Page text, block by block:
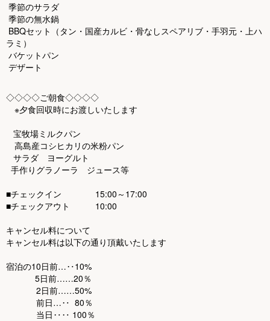
季節のサラダ
季節の無水鍋
BBQセット（タン・国産カルビ・骨なしスペアリブ・手羽元・上ハ
ラミ）
バケットパン
デザート
◇◇◇◇ご朝食◇◇◇◇
※夕食回収時にお渡しいたします
宝牧場ミルクパン
高島産コシヒカリの米粉パン
サラダ ヨーグルト
手作りグラノーラ ジュース等
■チェックイン 15:00～17:00
■チェックアウト 10:00
キャンセル料について
キャンセル料は以下の通り頂戴いたします
宿泊の10日前…‥10%
5日前……20％
2日前……50%
前日…‥ 80％
当日‥‥ 100％